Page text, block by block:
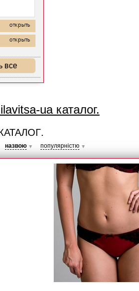
открыть
открыть
все
ua каталог.
назвою ▼ популярністю ▼